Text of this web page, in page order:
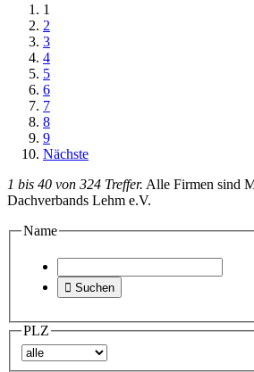
1
2
3
4
5
6
7
8
9
Nächste
1 bis 40 von 324 Treffer. Alle Firmen sind
Dachverbands Lehm e.V.
Name
 Suchen
PLZ